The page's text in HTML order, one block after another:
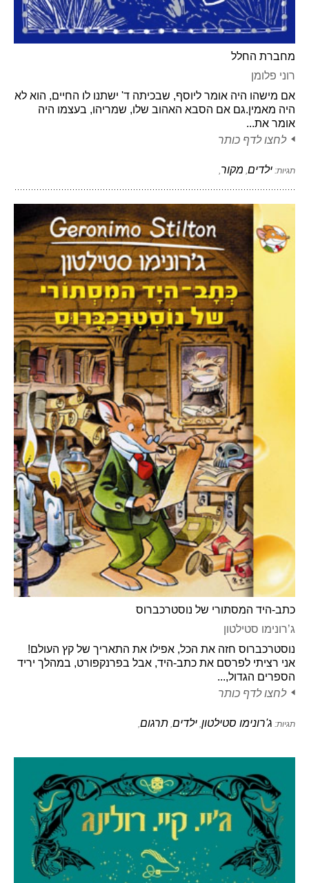
מחברת החלל
רוני פלומן
אם מישהו היה אומר ליוסף, שבכיתה ד' ישתנו לו החיים, הוא לא
היה מאמין.גם אם הסבא האהוב שלו, שמריהו, בעצמו היה
אומר את...
לחצו לדף כותר
תגיות: ילדים, מקור,
כתב-היד המסתורי של נוסטרכברוס
ג’רונימו סטילטון
נוסטרכברוס חזה את הכל, אפילו את התאריך של קץ העולם!
אני רציתי לפרסם את כתב-היד, אבל בפרנקפורט, במהלך יריד
הספרים הגדול,...
לחצו לדף כותר
תגיות: ג'רונימו סטילטון, ילדים, תרגום,